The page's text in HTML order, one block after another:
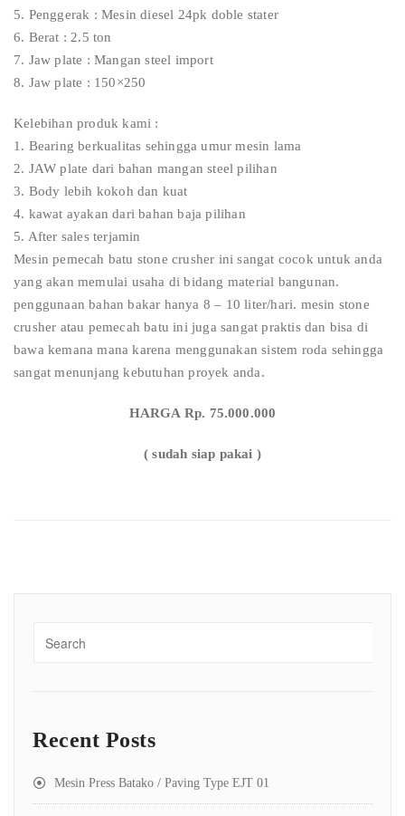
5. Penggerak : Mesin diesel 24pk doble stater
6. Berat : 2.5 ton
7. Jaw plate : Mangan steel import
8. Jaw plate : 150×250
Kelebihan produk kami :
1. Bearing berkualitas sehingga umur mesin lama
2. JAW plate dari bahan mangan steel pilihan
3. Body lebih kokoh dan kuat
4. kawat ayakan dari bahan baja pilihan
5. After sales terjamin
Mesin pemecah batu stone crusher ini sangat cocok untuk anda
yang akan memulai usaha di bidang material bangunan.
penggunaan bahan bakar hanya 8 – 10 liter/hari. mesin stone
crusher atau pemecah batu ini juga sangat praktis dan bisa di
bawa kemana mana karena menggunakan sistem roda sehingga
sangat menunjang kebutuhan proyek anda.
HARGA Rp. 75.000.000
( sudah siap pakai )
Recent Posts
Mesin Press Batako / Paving Type EJT 01